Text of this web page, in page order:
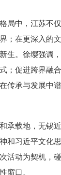
局中，江苏不
；在更深入的
生。徐缨强调
；促进跨界融
传承与发展中
承载地，无锡
和习近平文化
活动为契机，碰
窗口。